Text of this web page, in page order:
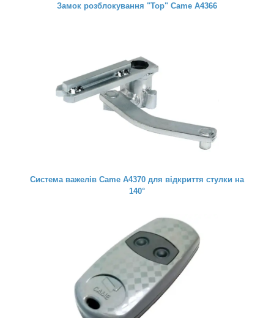
Замок розблокування "Top" Came A4366
Система важелів Came А4370 для відкриття стулки на
140°